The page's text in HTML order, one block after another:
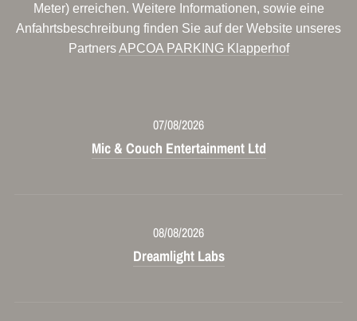
Meter) erreichen. Weitere Informationen, sowie eine
Anfahrtsbeschreibung finden Sie auf der Website unseres
PartnersAPCOA PARKING Klapperhof
07/08/2026
Mic & Couch Entertainment Ltd
08/08/2026
Dreamlight Labs